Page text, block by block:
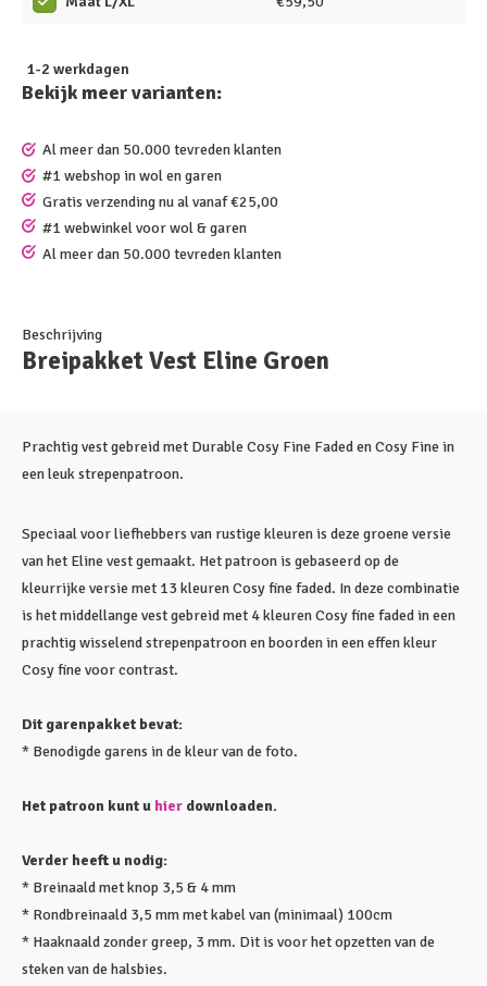
1-2 werkdagen
Bekijk meer varianten:
Al meer dan 50.000 tevreden klanten
#1 webshop in wol en garen
Gratis verzending nu al vanaf €25,00
#1 webwinkel voor wol & garen
Al meer dan 50.000 tevreden klanten
Beschrijving
Breipakket Vest Eline Groen
Prachtig vest gebreid met Durable Cosy Fine Faded en Cosy Fine in
een leuk strepenpatroon.
Speciaal voor liefhebbers van rustige kleuren is deze groene versie
van het Eline vest gemaakt. Het patroon is gebaseerd op de
kleurrijke versie met 13 kleuren Cosy fine faded. In deze combinatie
is het middellange vest gebreid met 4 kleuren Cosy fine faded in een
prachtig wisselend strepenpatroon en boorden in een effen kleur
Cosy fine voor contrast.
Dit garenpakket bevat:
* Benodigde garens in de kleur van de foto.
Het patroon kunt u hier downloaden.
Verder heeft u nodig:
* Breinaald met knop 3,5 & 4 mm
* Rondbreinaald 3,5 mm met kabel van (minimaal) 100cm
* Haaknaald zonder greep, 3 mm. Dit is voor het opzetten van de
steken van de halsbies.